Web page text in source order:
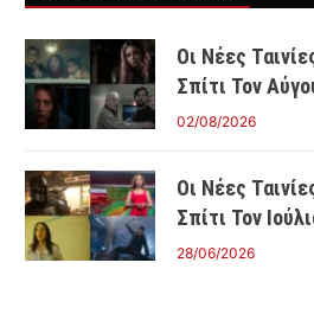
Οι Νέες
Σπίτι Τον
02/08/2026
Οι Νέες
Σπίτι Τον
28/06/2026